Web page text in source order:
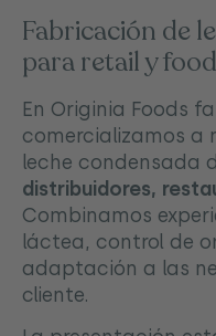
Fabricación de
para retail y
En Originia Foods
comercializamos a
leche condensada
distribuidores,
Combinamos
láctea, control de
adaptación a las
cliente.